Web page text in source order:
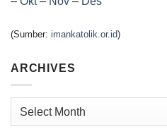
(Sumber: imankatolik.or.id)
ARCHIVES